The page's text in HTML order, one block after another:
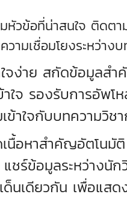
วข้อที่น่าสนใจ ติดต
ามเชื่อมโยงระหว่าง
ใจง่าย สกัดข้อมูล
ใจ รองรับการอัพ
ข้าใจกับบทความวิช
นื้อหาสำคัญอัตโนมั
ร์ข้อมูลระหว่างนัก
เดียวกัน เพื่อแสด